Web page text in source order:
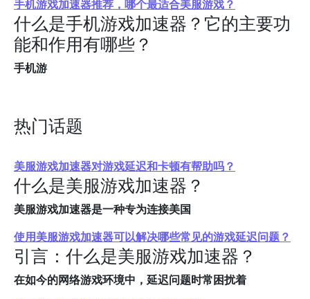
手机游戏加速器推荐，哪个最适合美服游戏？
什么是手机游戏加速器？它的主要功
能和作用有哪些？
手机游
热门话题
美服游戏加速器对游戏延迟和卡顿有帮助吗？
什么是美服游戏加速器？
美服游戏加速器是一种专为连接美国
使用美服游戏加速器可以解决哪些常见的游戏延迟问题？
引言：什么是美服游戏加速器？
在如今的网络游戏环境中，延迟问题时常困扰着